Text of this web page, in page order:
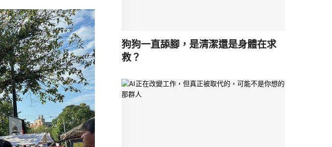
狗狗一直舔腳，是清潔還是身體在求
救？